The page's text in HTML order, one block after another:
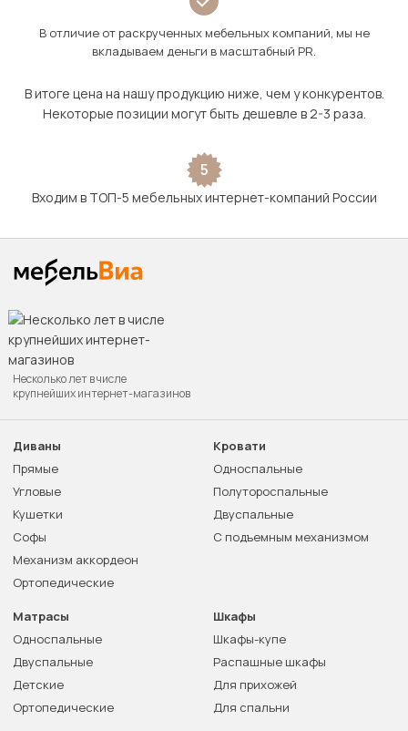
В отличие от раскрученных мебельных компаний, мы не
вкладываем деньги в масштабный PR.
В итоге цена на нашу продукцию ниже, чем у конкурентов.
Некоторые позиции могут быть дешевле в 2-3 раза.
5
Входим в ТОП-5 мебельных интернет-компаний России
Несколько лет в числе
крупнейших интернет-магазинов
Диваны
Прямые
Угловые
Кушетки
Софы
Механизм аккордеон
Ортопедические
Кровати
Односпальные
Полутороспальные
Двуспальные
С подъемным механизмом
Матрасы
Односпальные
Двуспальные
Детские
Ортопедические
Шкафы
Шкафы-купе
Распашные шкафы
Для прихожей
Для спальни